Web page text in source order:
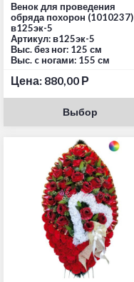
Венок для проведения
обряда похорон (1010237)
в125эк-5
Артикул: в125эк-5
Выс. без ног: 125 см
Выс. c ногами: 155 см
Цена: 880,00 Р
Выбор